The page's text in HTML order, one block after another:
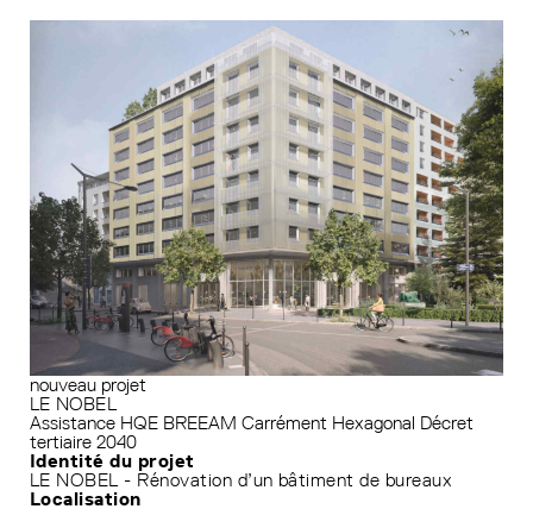
nouveau projet
LE NOBEL
Assistance HQE BREEAM Carrément Hexagonal Décret
tertiaire 2040
Identité du projet
LE NOBEL - Rénovation d’un bâtiment de bureaux
Localisation